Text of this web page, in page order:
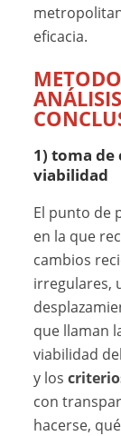
eficacia.
1) toma
viabilidad
El punto de
en la que
cambios
irregulares,
que llaman
viabilidad
y los
con
hacerse,